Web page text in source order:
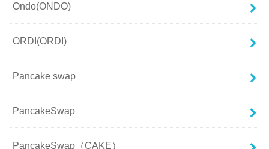
Ondo(ONDO)
ORDI(ORDI)
Pancake swap
PancakeSwap
PancakeSwap（CAKE）